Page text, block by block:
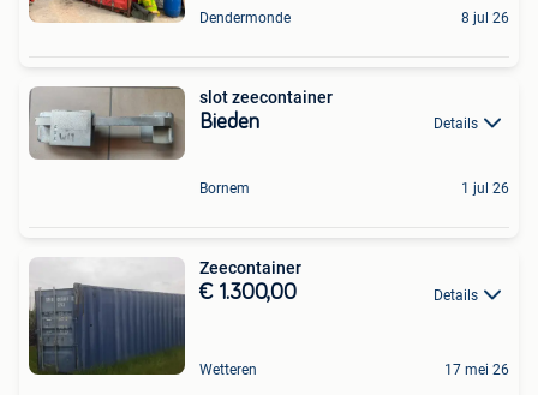
Dendermonde 8 jul 26
slot zeecontainer
Bieden Details
Bornem 1 jul 26
Zeecontainer
€ 1.300,00 Details
Wetteren 17 mei 26